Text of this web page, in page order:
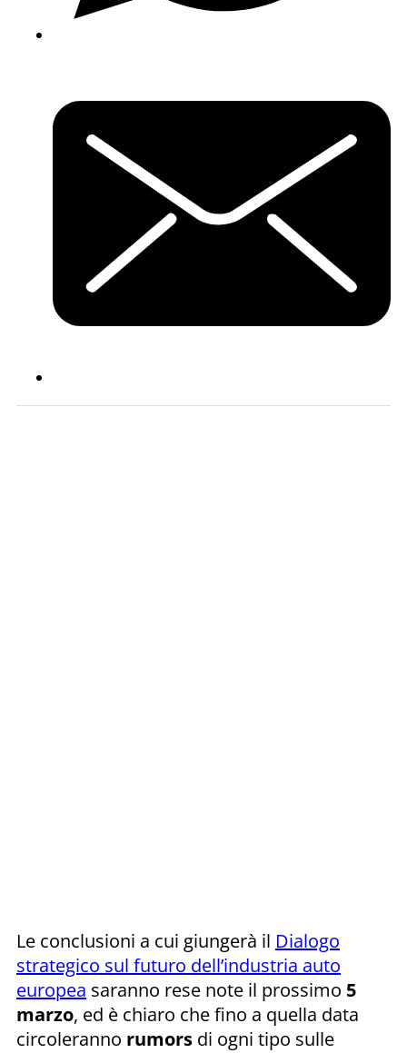
Le conclusioni a cui giungerà il Dialogo
strategico sul futuro dell’industria auto
europea saranno rese note il prossimo 5
marzo, ed è chiaro che fino a quella data
circoleranno rumors di ogni tipo sulle